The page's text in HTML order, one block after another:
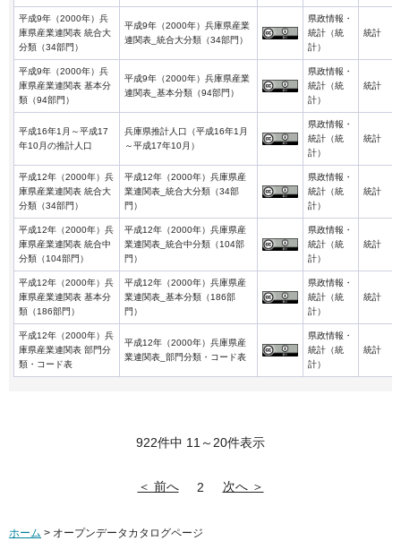
平成9年（2000年）兵
庫県産業連関表 統合大
分類（34部門）
平成9年（2000年）兵庫県産業
連関表_統合大分類（34部門）
県政情報・
統計（統
計）
統計
平成9年（2000年）兵
庫県産業連関表 基本分
類（94部門）
平成9年（2000年）兵庫県産業
連関表_基本分類（94部門）
県政情報・
統計（統
計）
統計
平成16年1月～平成17
年10月の推計人口
兵庫県推計人口（平成16年1月
～平成17年10月）
県政情報・
統計（統
計）
統計
平成12年（2000年）兵
庫県産業連関表 統合大
分類（34部門）
平成12年（2000年）兵庫県産
業連関表_統合大分類（34部
門）
県政情報・
統計（統
計）
統計
平成12年（2000年）兵
庫県産業連関表 統合中
分類（104部門）
平成12年（2000年）兵庫県産
業連関表_統合中分類（104部
門）
県政情報・
統計（統
計）
統計
平成12年（2000年）兵
庫県産業連関表 基本分
類（186部門）
平成12年（2000年）兵庫県産
業連関表_基本分類（186部
門）
県政情報・
統計（統
計）
統計
平成12年（2000年）兵
庫県産業連関表 部門分
類・コード表
平成12年（2000年）兵庫県産
業連関表_部門分類・コード表
県政情報・
統計（統
計）
統計
922件中 11～20件表示
＜ 前へ 2 次へ ＞
ホーム > オープンデータカタログページ